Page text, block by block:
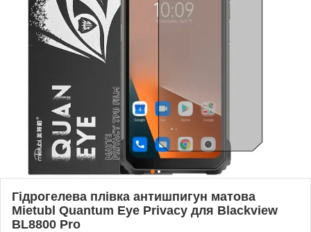
Гідрогелева плівка антишпигун матова
Mietubl Quantum Eye Privacy для Blackview
BL8800 Pro